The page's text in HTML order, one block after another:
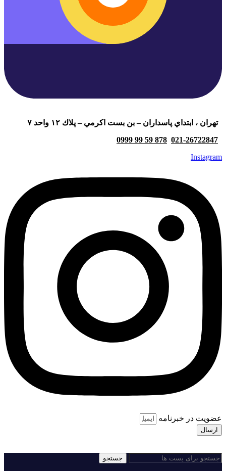
تهران ، ابتداي پاسداران – بن بست اكرمي – پلاك ١٢ واحد ٧
021-26722847
878 59 99 0999
Instagram
عضویت در خبرنامه
ارسال
جستجو